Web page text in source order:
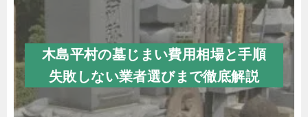
木島平村の墓じまい費用相場と手順
失敗しない業者選びまで徹底解説